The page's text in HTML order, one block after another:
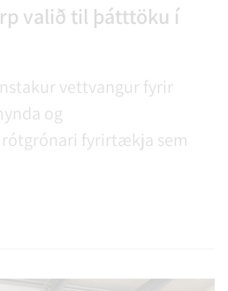
valið til þátttöku í
vettvangur fyrir
og
fyrirtækja sem